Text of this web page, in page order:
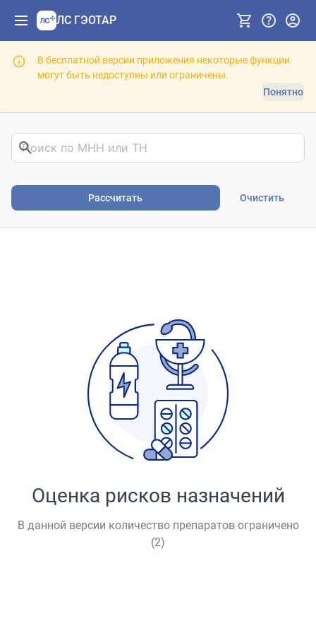
ЛС ГЭОТАР
В бесплатной версии приложения некоторые функции
могут быть недоступны или ограничены.
Понятно
Рассчитать Очистить
Риски фармакотерапии.
Оценка рисков назначений
В данной версии количество препаратов ограничено
(2)